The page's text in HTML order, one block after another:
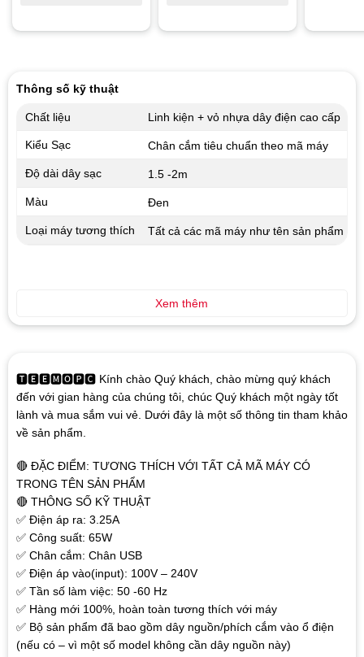
🆃🅴🅴🅼🅾🅿🅲 Kính chào Quý khách, chào mừng quý khách
đến với gian hàng của chúng tôi, chúc Quý khách một ngày tốt
lành và mua sắm vui vẻ. Dưới đây là một số thông tin tham khảo
về sản phẩm.
🔴 ĐẶC ĐIỂM: TƯƠNG THÍCH VỚI TẤT CẢ MÃ MÁY CÓ
TRONG TÊN SẢN PHẨM
🔴 THÔNG SỐ KỸ THUẬT
✅ Điện áp ra: 3.25A
✅ Công suất: 65W
✅ Chân cắm: Chân USB
✅ Điện áp vào(input): 100V – 240V
✅ Tần số làm việc: 50 -60 Hz
✅ Hàng mới 100%, hoàn toàn tương thích với máy
✅ Bộ sản phẩm đã bao gồm dây nguồn/phích cắm vào ổ điện
(nếu có – vì một số model không cần dây nguồn này)
Thông số kỹ thuật
Chất liệu Linh kiện + vỏ nhựa dây điện cao cấp
Kiểu Sạc Chân cắm tiêu chuẩn theo mã máy
Độ dài dây sạc 1.5 -2m
Màu Đen
Loại máy tương thích Tất cả các mã máy như tên sản phẩm
Xem thêm